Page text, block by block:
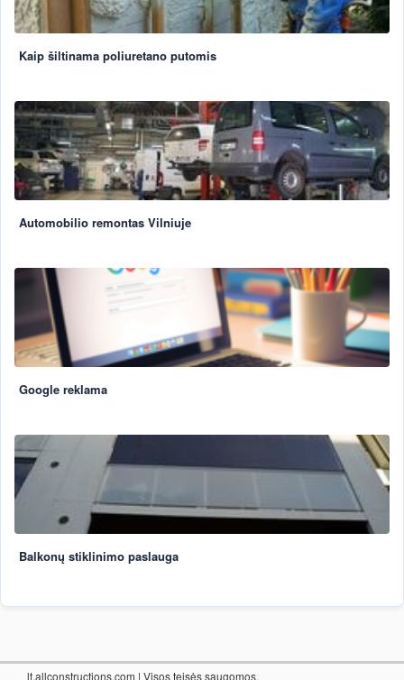
Kaip šiltinama poliuretano putomis
Automobilio remontas Vilniuje
Google reklama
Balkonų stiklinimo paslauga
lt.allconstructions.com | Visos teisės saugomos.